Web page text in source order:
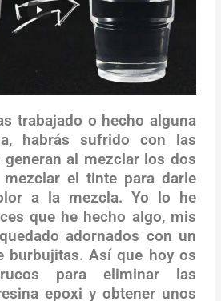
trabajado o hecho alguna
habrás sufrido con las
al mezclar los dos
el tinte para darle
a la mezcla. Yo lo he
que he hecho algo, mis
adornados con un
burbujitas. Así que hoy os
para eliminar las
epoxi y obtener unos